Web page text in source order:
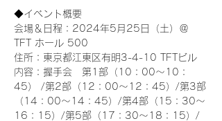
◆イベント概要
会場＆日程：2024年5月25日（土）＠
TFT ホール 500
住所：東京都江東区有明3-4-10 TFTビル
内容：握手会　第1部（10：00～10：
45） /第2部（12：00～12：45）/第3部
（14：00～14：45）/第4部（15：30～
16：15）/第5部（17：30～18：15）/